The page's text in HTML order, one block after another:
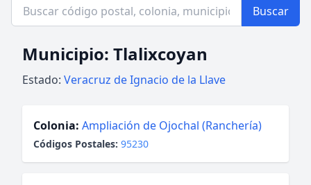
Buscar
Municipio: Tlalixcoyan
Estado: Veracruz de Ignacio de la Llave
Colonia: Ampliación de Ojochal (Ranchería)
Códigos Postales: 95230